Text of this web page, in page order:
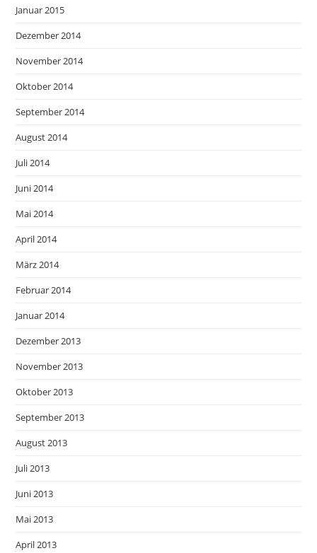
Januar 2015
Dezember 2014
November 2014
Oktober 2014
September 2014
August 2014
Juli 2014
Juni 2014
Mai 2014
April 2014
März 2014
Februar 2014
Januar 2014
Dezember 2013
November 2013
Oktober 2013
September 2013
August 2013
Juli 2013
Juni 2013
Mai 2013
April 2013